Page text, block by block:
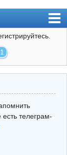
телеграм-